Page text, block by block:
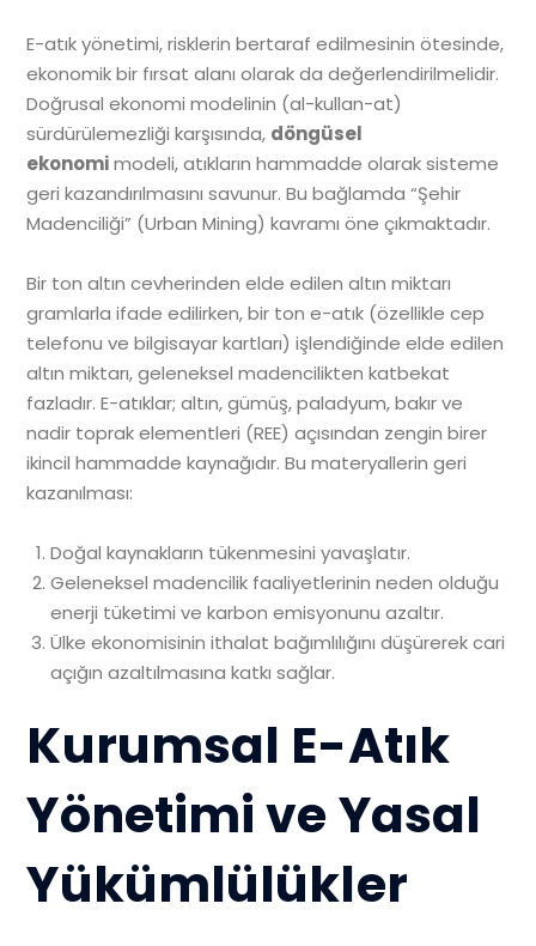
E-atık yönetimi, risklerin bertaraf edilmesinin ötesinde,
ekonomik bir fırsat alanı olarak da değerlendirilmelidir.
Doğrusal ekonomi modelinin (al-kullan-at)
sürdürülemezliği karşısında, döngüsel
ekonomimodeli, atıkların hammadde olarak sisteme
geri kazandırılmasını savunur. Bu bağlamda “Şehir
Madenciliği” (Urban Mining) kavramı öne çıkmaktadır.
Bir ton altın cevherinden elde edilen altın miktarı
gramlarla ifade edilirken, bir ton e-atık (özellikle cep
telefonu ve bilgisayar kartları) işlendiğinde elde edilen
altın miktarı, geleneksel madencilikten katbekat
fazladır. E-atıklar; altın, gümüş, paladyum, bakır ve
nadir toprak elementleri (REE) açısından zengin birer
ikincil hammadde kaynağıdır. Bu materyallerin geri
kazanılması:
Doğal kaynakların tükenmesini yavaşlatır.
Geleneksel madencilik faaliyetlerinin neden olduğu
enerji tüketimi ve karbon emisyonunu azaltır.
Ülke ekonomisinin ithalat bağımlılığını düşürerek cari
açığın azaltılmasına katkı sağlar.
Kurumsal E-Atık
Yönetimi ve Yasal
Yükümlülükler